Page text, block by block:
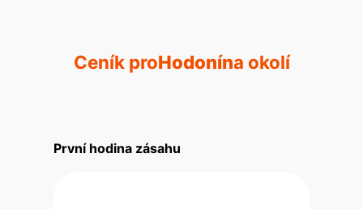
Ceník proHodonína okolí
První hodina zásahu